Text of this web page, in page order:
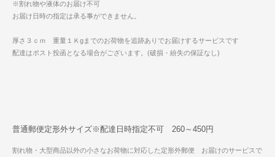
※割れ物や液体のお届け不可
お届け日時の指定は承る事ができません。
厚さ３ｃｍ 重量１Ｋgまでのお荷物を追跡ありでお届けするサービスです
配達はポスト投函となる場合がございます。(破損・紛失の保証なし)
普通郵便定形外サイズ※配達日時指定不可 260～450円
割れ物・大型商品以外の小さなお荷物に対応した定形外郵便 お届けのサービスで